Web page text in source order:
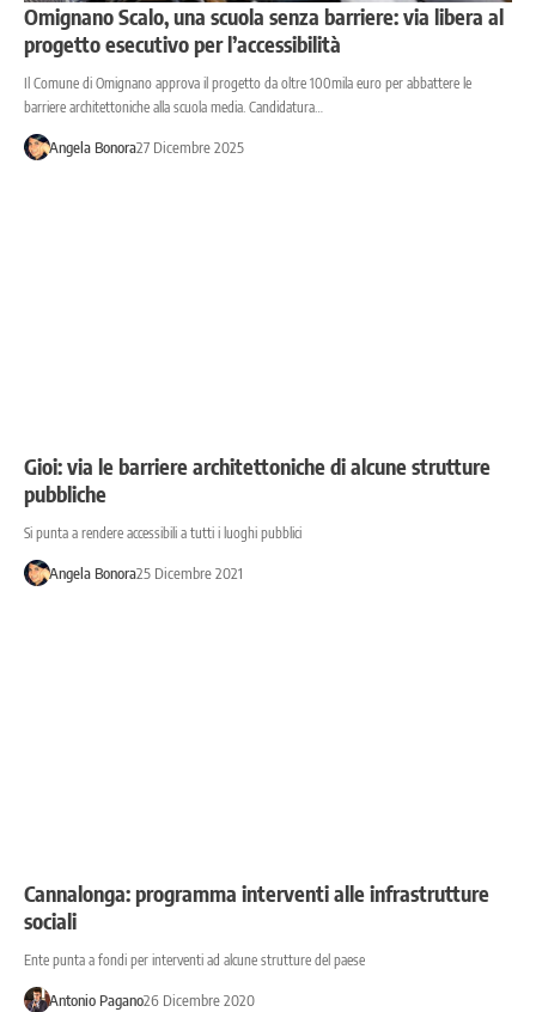
Omignano Scalo, una scuola senza barriere: via libera al
progetto esecutivo per l’accessibilità
Il Comune di Omignano approva il progetto da oltre 100mila euro per abbattere le
barriere architettoniche alla scuola media. Candidatura…
Angela Bonora27 Dicembre 2025
Gioi: via le barriere architettoniche di alcune strutture
pubbliche
Si punta a rendere accessibili a tutti i luoghi pubblici
Angela Bonora25 Dicembre 2021
Cannalonga: programma interventi alle infrastrutture
sociali
Ente punta a fondi per interventi ad alcune strutture del paese
Antonio Pagano26 Dicembre 2020